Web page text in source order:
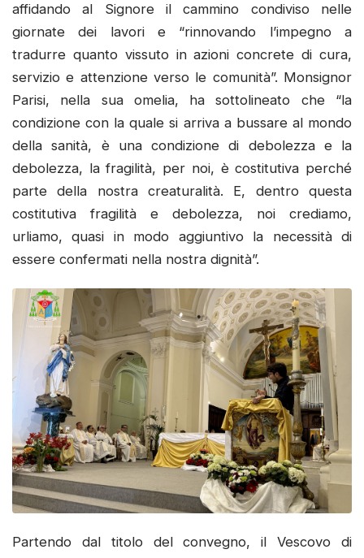
affidando al Signore il cammino condiviso nelle
giornate dei lavori e “rinnovando l’impegno a
tradurre quanto vissuto in azioni concrete di cura,
servizio e attenzione verso le comunità”. Monsignor
Parisi, nella sua omelia, ha sottolineato che “la
condizione con la quale si arriva a bussare al mondo
della sanità, è una condizione di debolezza e la
debolezza, la fragilità, per noi, è costitutiva perché
parte della nostra creaturalità. E, dentro questa
costitutiva fragilità e debolezza, noi crediamo,
urliamo, quasi in modo aggiuntivo la necessità di
essere confermati nella nostra dignità”.
Partendo dal titolo del convegno, il Vescovo di